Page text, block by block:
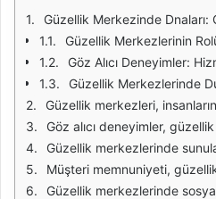
Güzellik Merkezinde Dnaları:
Güzellik Merkezlerinin
Göz Alıcı Deneyimler:
Güzellik Merkezlerinde
Güzellik merkezleri, insanların kendilerini özel hissetmelerini sağlayan mekanlar olarak önemli bir rol oynamaktadır. Bu merkezlerde sunulan çeşitli uygulamalar, hem fiziksel hem de ruhsal açıdan yenilenmeyi teşvik eder. Uygulamalar, spa
Göz alıcı deneyimler, güzellik merkezlerinin sunduğu en çekici unsurlardan biridir. Özel indirimler, kampanyalar ve yenilikçi hizmetler, müşterilerin ilgisini çekmekte ve onları tekrar tekrar geri getirmektedir. Güzellik merkezleri, sadece
Güzellik merkezlerinde sunulan uygulamalar genellikle uzman kişiler tarafından gerçekleştirilir. Bu uzmanlar, alanlarında eğitim almış ve deneyim kazanmış profesyonellerdir. Böylece, müşteriler yalnızca
Müşteri memnuniyeti, güzellik merkezlerinin başarısında kritik bir faktördür. Bu merkezler, müşteri geri bildirimlerini dikkate alarak hizmetlerini sürekli olarak geliştirmekte ve yenilikçi uygulamalar
Güzellik merkezlerinde sosyal etkileşim de önemli bir yer tutmaktadır. İnsanlar, genellikle arkadaşlarıyla veya aile üyeleriyle birlikte bu merkezlere gitmeyi tercih eder. Bu durum, hem